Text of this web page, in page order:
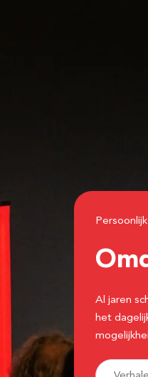
Persoonlijk
Al jaren
het